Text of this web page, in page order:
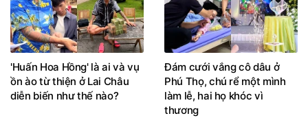
'Huấn Hoa Hồng' là ai và vụ
ồn ào từ thiện ở Lai Châu
diễn biến như thế nào?
Đám cưới vắng cô dâu ở
Phú Thọ, chú rể một mình
làm lễ, hai họ khóc vì
thương